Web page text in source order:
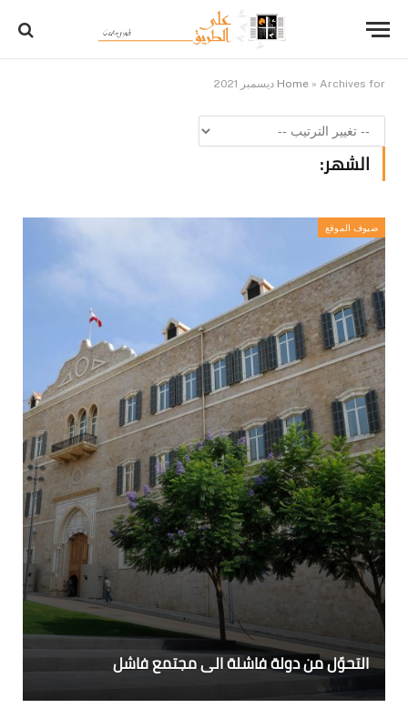
Home » Archives for ديسمبر 2021
الشهر:
ضيوف الموقع
التحوّل من دولة فاشلة الى مجتمع فاشل